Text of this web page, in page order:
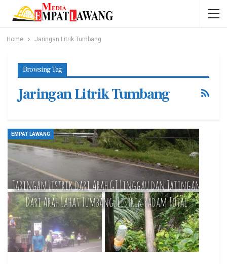
Home Jaringan Litrik Tumbang
Browsing Tag
Jaringan Litrik Tumbang
EMPAT LAWANG